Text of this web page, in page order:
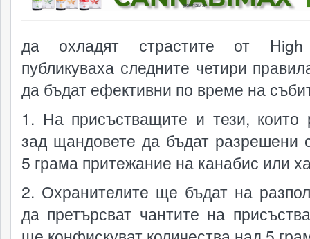
реклама
да охладят страстите от
публикуваха следните четири
да бъдат ефективни по време на
1. На присъстващите и тези, които
зад щандовете да бъдат разрешени
5 грама притежание на канабис или
2. Охранителите ще бъдат на
да претърсват чантите на